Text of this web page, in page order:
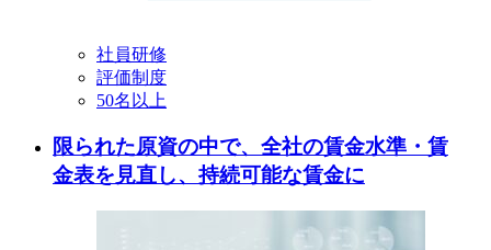
社員研修
評価制度
50名以上
限られた原資の中で、全社の賃金水準・賃
金表を見直し、持続可能な賃金に